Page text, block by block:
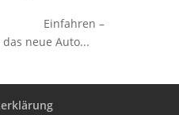
–
neue Auto...